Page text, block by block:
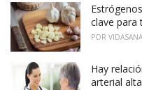
clave para
POR VIDASANA
Hay
arterial alta